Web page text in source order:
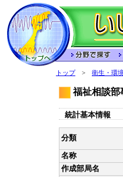
トップ> 衛生・環
福祉相談部
統計基本情報
分類
名称
作成部局名